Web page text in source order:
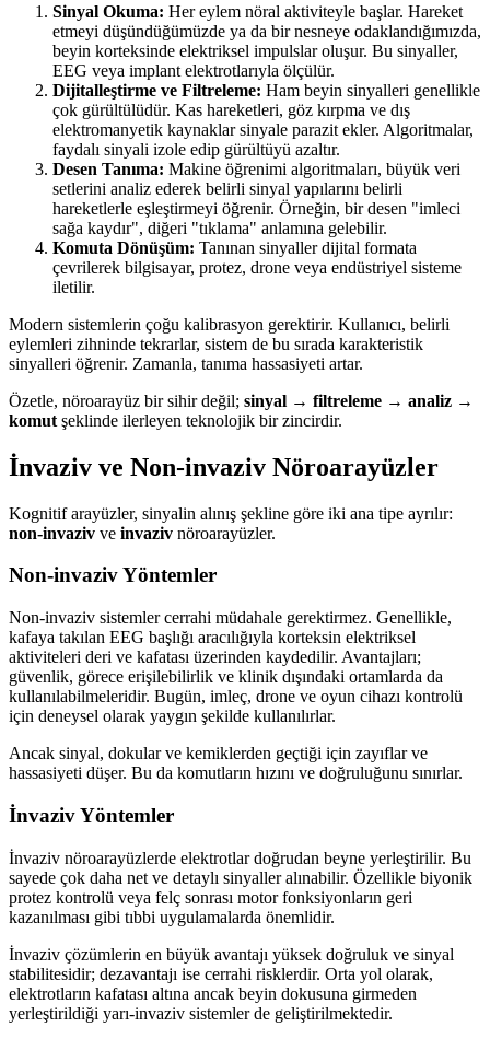
Sinyal Okuma: Her eylem nöral aktiviteyle başlar. Hareket
etmeyi düşündüğümüzde ya da bir nesneye odaklandığımızda,
beyin korteksinde elektriksel impulslar oluşur. Bu sinyaller,
EEG veya implant elektrotlarıyla ölçülür.
Dijitalleştirme ve Filtreleme: Ham beyin sinyalleri genellikle
çok gürültülüdür. Kas hareketleri, göz kırpma ve dış
elektromanyetik kaynaklar sinyale parazit ekler. Algoritmalar,
faydalı sinyali izole edip gürültüyü azaltır.
Desen Tanıma: Makine öğrenimi algoritmaları, büyük veri
setlerini analiz ederek belirli sinyal yapılarını belirli
hareketlerle eşleştirmeyi öğrenir. Örneğin, bir desen "imleci
sağa kaydır", diğeri "tıklama" anlamına gelebilir.
Komuta Dönüşüm: Tanınan sinyaller dijital formata
çevrilerek bilgisayar, protez, drone veya endüstriyel sisteme
iletilir.
Modern sistemlerin çoğu kalibrasyon gerektirir. Kullanıcı, belirli
eylemleri zihninde tekrarlar, sistem de bu sırada karakteristik
sinyalleri öğrenir. Zamanla, tanıma hassasiyeti artar.
Özetle, nöroarayüz bir sihir değil; sinyal → filtreleme → analiz →
komut şeklinde ilerleyen teknolojik bir zincirdir.
İnvaziv ve Non-invaziv Nöroarayüzler
Kognitif arayüzler, sinyalin alınış şekline göre iki ana tipe ayrılır:
non-invaziv ve invaziv nöroarayüzler.
Non-invaziv Yöntemler
Non-invaziv sistemler cerrahi müdahale gerektirmez. Genellikle,
kafaya takılan EEG başlığı aracılığıyla korteksin elektriksel
aktiviteleri deri ve kafatası üzerinden kaydedilir. Avantajları;
güvenlik, görece erişilebilirlik ve klinik dışındaki ortamlarda da
kullanılabilmeleridir. Bugün, imleç, drone ve oyun cihazı kontrolü
için deneysel olarak yaygın şekilde kullanılırlar.
Ancak sinyal, dokular ve kemiklerden geçtiği için zayıflar ve
hassasiyeti düşer. Bu da komutların hızını ve doğruluğunu sınırlar.
İnvaziv Yöntemler
İnvaziv nöroarayüzlerde elektrotlar doğrudan beyne yerleştirilir. Bu
sayede çok daha net ve detaylı sinyaller alınabilir. Özellikle biyonik
protez kontrolü veya felç sonrası motor fonksiyonların geri
kazanılması gibi tıbbi uygulamalarda önemlidir.
İnvaziv çözümlerin en büyük avantajı yüksek doğruluk ve sinyal
stabilitesidir; dezavantajı ise cerrahi risklerdir. Orta yol olarak,
elektrotların kafatası altına ancak beyin dokusuna girmeden
yerleştirildiği yarı-invaziv sistemler de geliştirilmektedir.